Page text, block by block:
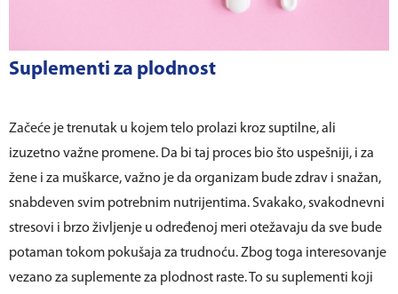
Suplementi za plodnost
Začeće je trenutak u kojem telo prolazi kroz suptilne, ali
izuzetno važne promene. Da bi taj proces bio što uspešniji, i za
žene i za muškarce, važno je da organizam bude zdrav i snažan,
snabdeven svim potrebnim nutrijentima. Svakako, svakodnevni
stresovi i brzo življenje u određenoj meri otežavaju da sve bude
potaman tokom pokušaja za trudnoću. Zbog toga interesovanje
vezano za suplemente za plodnost raste. To su suplementi koji